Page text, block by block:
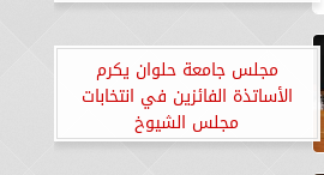
مجلس جامعة حلوان يكرم
الأساتذة الفائزين في انتخابات
مجلس الشيوخ